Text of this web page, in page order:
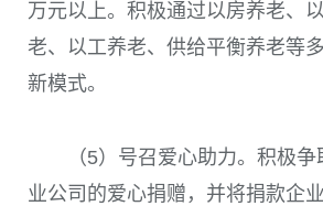
万元以上。积极通过以房养老、
老、以工养老、供给平衡养老等
新模式。
（5）号召爱心助力。积极
业公司的爱心捐赠，并将捐款企